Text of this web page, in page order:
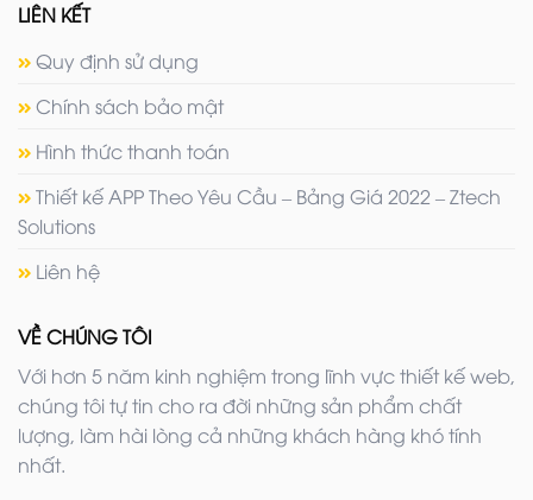
LIÊN KẾT
Quy định sử dụng
Chính sách bảo mật
Hình thức thanh toán
Thiết kế APP Theo Yêu Cầu – Bảng Giá 2022 – Ztech
Solutions
Liên hệ
VỀ CHÚNG TÔI
Với hơn 5 năm kinh nghiệm trong lĩnh vực thiết kế web,
chúng tôi tự tin cho ra đời những sản phẩm chất
lượng, làm hài lòng cả những khách hàng khó tính
nhất.